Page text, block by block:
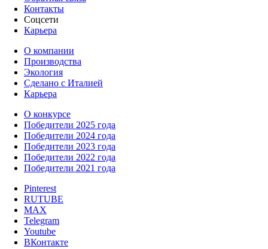
Контакты
Соцсети
Карьера
О компании
Производства
Экология
Сделано с Италией
Карьера
О конкурсе
Победители 2025 года
Победители 2024 года
Победители 2023 года
Победители 2022 года
Победители 2021 года
Pinterest
RUTUBE
MAX
Telegram
Youtube
ВКонтакте